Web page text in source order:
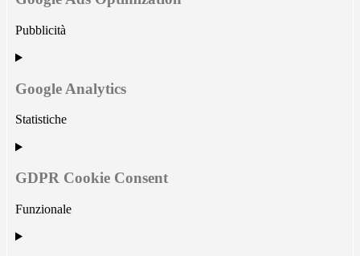
google-
various-
Pubblicità
Consent
service
google-
ads-
Google Analytics
Statistiche
Consent
service
analytics
GDPR Cookie Consent
Funzionale
Consent